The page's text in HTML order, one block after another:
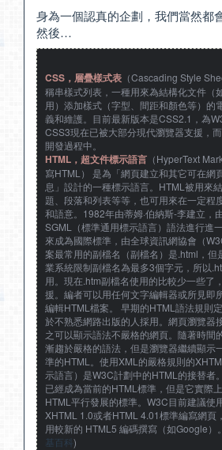
身為一個認真的企劃，我們當然都
然後…
CSS，層疊樣式表 （Cascading Style
稱串樣式列表，一種用來為結構化文件（
用）添加樣式（字型、間距和顏色等）的
義和維護。目前最新版本是CSS2.1，為
CSS3現在已被大部分現代瀏覽器支援，
開發過程中。
HTML，超文件標示語言 （HyperText
寫HTML） 是為「網頁建立和其它可在網
息」設計的一種標示語言。HTML被用
題、段落和列表等等，也可用來在一定程
和語意。1982年由蒂姆·伯納斯-李建立，
SGML（標準通用標示語言）語法進行進
來成為國際標準，由全球資訊網協會（
案最常用的副檔名（副檔名）是.html，但
業系統限制副檔名為最多3個字元，所以
用。現在.htm副檔名使用的比較少一些了
援。編者可以用任何文字編輯器或所見即
編輯HTML檔案。 早期的HTML語法規則
於不熟悉網路出版的人採用。網頁瀏覽器
之可以顯示語法不嚴格的網頁。隨著時間
漸趨於嚴格的語法，但是瀏覽器繼續顯示
準的HTML。使用XML的嚴格規則的
示語言）是W3C計劃中的HTML的接替者
已經成為當前的HTML標準，但是它實際
HTML平行發展的標準。W3C目前建議使
XHTML 1.0或者HTML 4.01標準編寫網頁
用較新的 HTML5 編碼撰寫（如Google）
基百科)